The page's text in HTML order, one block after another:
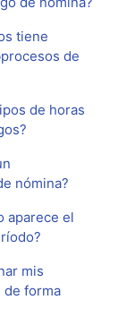
tiene
de
de horas
nómina?
aparece el
mis
de forma